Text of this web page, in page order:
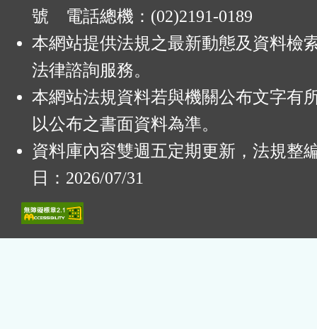
號 電話總機：(02)2191-0189
本網站提供法規之最新動態及資料檢
法律諮詢服務。
本網站法規資料若與機關公布文字有
以公布之書面資料為準。
資料庫內容雙週五定期更新，法規整
日：2026/07/31